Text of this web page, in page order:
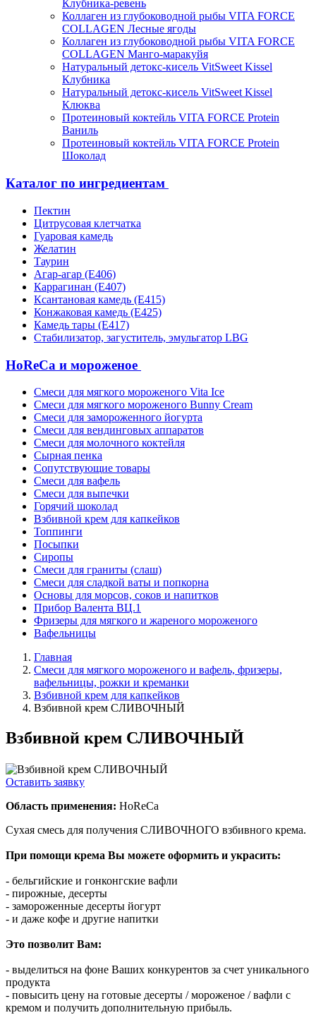
Клубника-ревень
Коллаген из глубоководной рыбы VITA FORCE
COLLAGEN Лесные ягоды
Коллаген из глубоководной рыбы VITA FORCE
COLLAGEN Манго-маракуйя
Натуральный детокс-кисель VitSweet Kissel
Клубника
Натуральный детокс-кисель VitSweet Kissel
Клюква
Протеиновый коктейль VITA FORCE Protein
Ваниль
Протеиновый коктейль VITA FORCE Protein
Шоколад
Каталог по ингредиентам
Пектин
Цитрусовая клетчатка
Гуаровая камедь
Желатин
Таурин
Агар-агар (Е406)
Каррагинан (Е407)
Ксантановая камедь (Е415)
Конжаковая камедь (Е425)
Камедь тары (Е417)
Стабилизатор, загуститель, эмульгатор LBG
HoReCa и мороженое
Смеси для мягкого мороженого Vita Ice
Смеси для мягкого мороженого Bunny Cream
Смеси для замороженного йогурта
Смеси для вендинговых аппаратов
Смеси для молочного коктейля
Сырная пенка
Сопутствующие товары
Смеси для вафель
Смеси для выпечки
Горячий шоколад
Взбивной крем для капкейков
Топпинги
Посыпки
Сиропы
Смеси для граниты (слаш)
Смеси для сладкой ваты и попкорна
Основы для морсов, соков и напитков
Прибор Валента ВЦ.1
Фризеры для мягкого и жареного мороженого
Вафельницы
Главная
Смеси для мягкого мороженого и вафель, фризеры,
вафельницы, рожки и креманки
Взбивной крем для капкейков
Взбивной крем СЛИВОЧНЫЙ
Взбивной крем СЛИВОЧНЫЙ
Оставить заявку
Область применения: HoReCa
Сухая смесь для получения СЛИВОЧНОГО взбивного крема.
При помощи крема Вы можете оформить и украсить:
- бельгийские и гонконгские вафли
- пирожные, десерты
- замороженные десерты йогурт
- и даже кофе и другие напитки
Это позволит Вам:
- выделиться на фоне Ваших конкурентов за счет уникального
продукта
- повысить цену на готовые десерты / мороженое / вафли с
кремом и получить дополнительную прибыль.